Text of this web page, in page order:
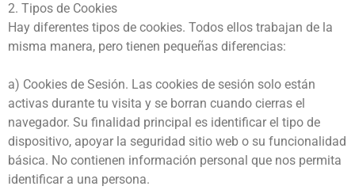
2. Tipos de Cookies
Hay diferentes tipos de cookies. Todos ellos trabajan de la
misma manera, pero tienen pequeñas diferencias:
a) Cookies de Sesión. Las cookies de sesión solo están
activas durante tu visita y se borran cuando cierras el
navegador. Su finalidad principal es identificar el tipo de
dispositivo, apoyar la seguridad sitio web o su funcionalidad
básica. No contienen información personal que nos permita
identificar a una persona.